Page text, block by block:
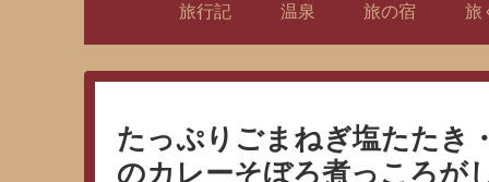
旅行記 温泉 旅の宿 旅
たっぷりごまねぎ塩たたき
のカレーそぼろ煮っころが